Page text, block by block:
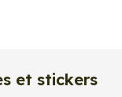
Ils
pour décorer
et stickers